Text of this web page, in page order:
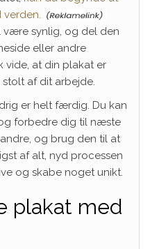
synlig, og del den
eller andre
vide, at din plakat er
af dit arbejde.
er helt færdig. Du kan
forbedre dig til næste
og brug den til at
af alt, nyd processen
og skabe noget unikt.
plakat med